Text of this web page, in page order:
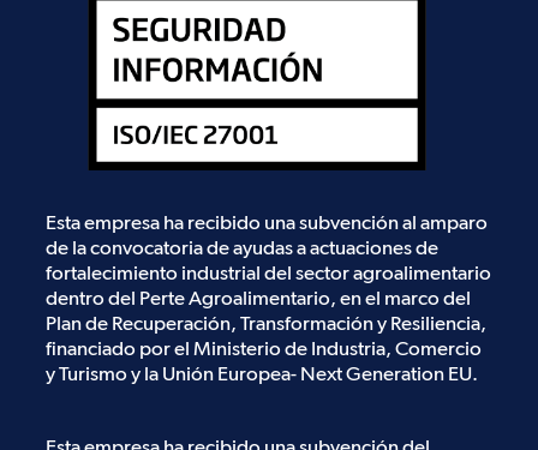
Esta empresa ha recibido una subvención al amparo
de la convocatoria de ayudas a actuaciones de
fortalecimiento industrial del sector agroalimentario
dentro del Perte Agroalimentario, en el marco del
Plan de Recuperación, Transformación y Resiliencia,
financiado por el Ministerio de Industria, Comercio
y Turismo y la Unión Europea- Next Generation EU.